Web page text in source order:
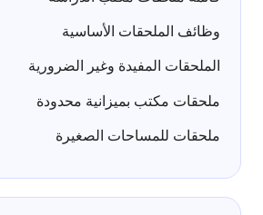
وظائف الملحقات الأساسية
الملحقات المفيدة وغير الضرورية
ملحقات مكتب بميزانية محدودة
ملحقات للمساحات الصغيرة